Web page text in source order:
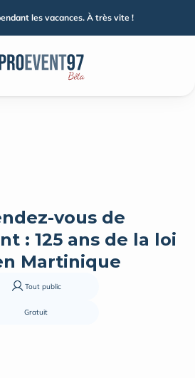
vous de
: 125 ans de la loi
Martinique
Tout public
Gratuit
les vacances. À très vite !